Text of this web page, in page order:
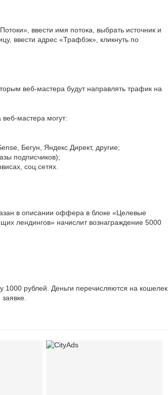
ввести имя потока, выбрать источник и
ввести адрес «Трафбэк», кликнуть по
веб-мастера будут направлять трафик на
мастера могут:
Бегун, Яндекс.Директ, другие;
подписчиков);
соц.сетях.
в описании оффера в блоке «Целевые
лендингов» начислит вознаграждение 5000
рублей. Деньги перечисляются на кошелек